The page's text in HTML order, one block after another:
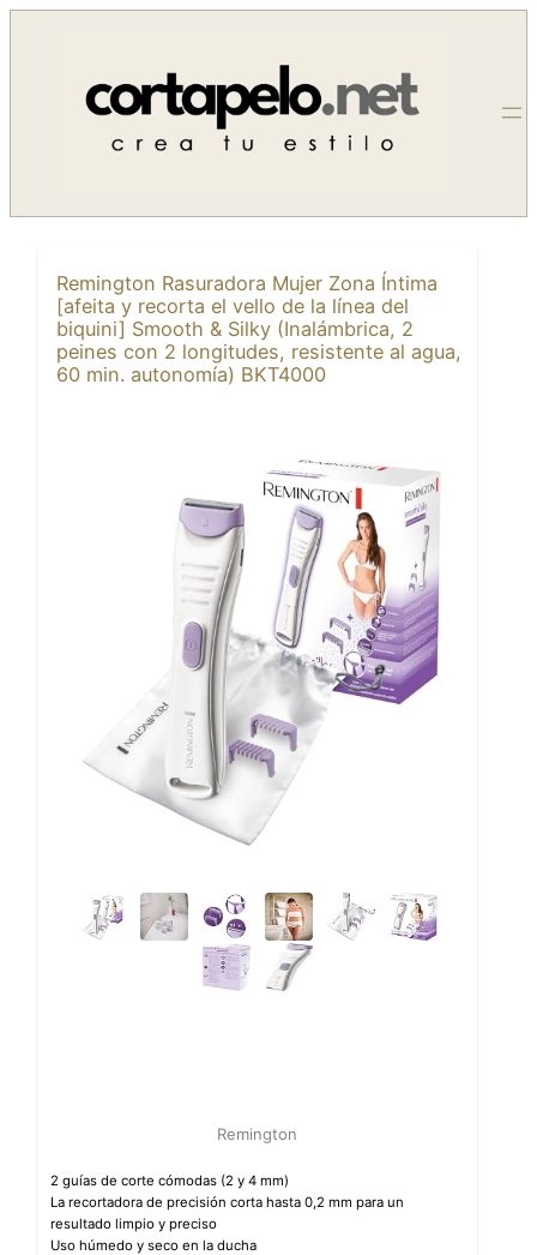
contenido
Remington Rasuradora Mujer Zona Íntima
[afeita y recorta el vello de la línea del
biquini] Smooth & Silky (Inalámbrica, 2
peines con 2 longitudes, resistente al agua,
60 min. autonomía) BKT4000
Remington
2 guías de corte cómodas (2 y 4 mm)
La recortadora de precisión corta hasta 0,2 mm para un
resultado limpio y preciso
Uso húmedo y seco en la ducha